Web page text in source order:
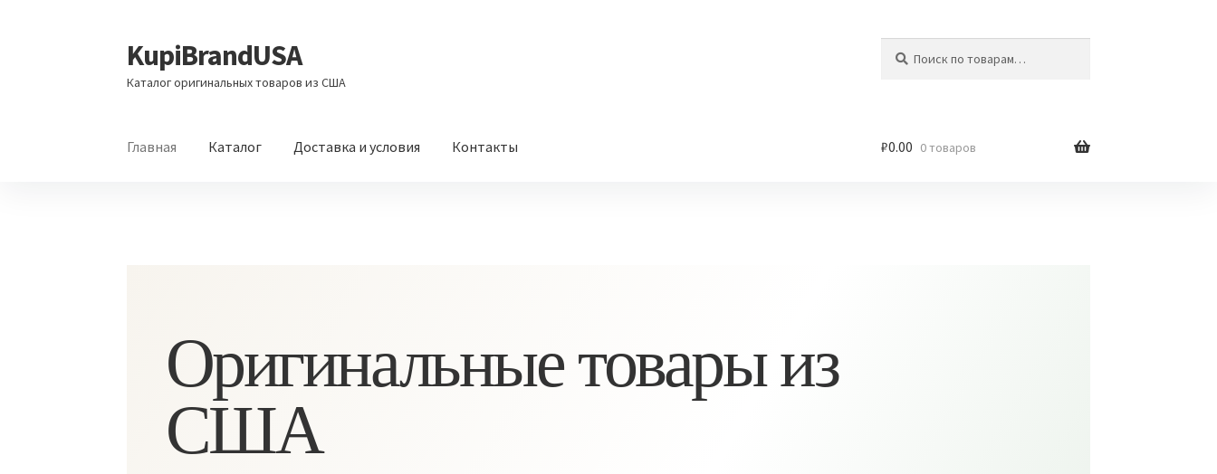
Перейти
к
навигации
Перейти
к
содержимому
KupiBrandUSA
Каталог оригинальных товаров из США
Главная Каталог Доставка и условия Контакты ₽0.00 0 товаров
Оригинальные товары из
США